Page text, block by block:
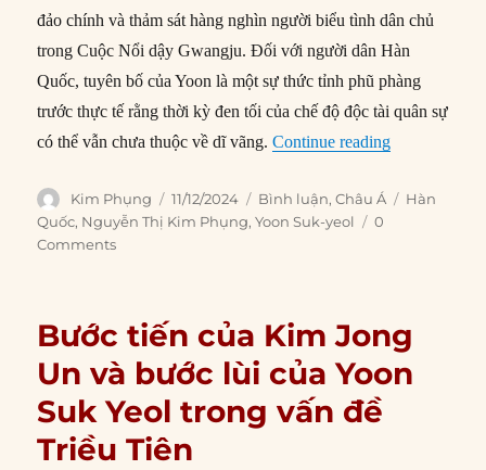
đảo chính và thảm sát hàng nghìn người biểu tình dân chủ
trong Cuộc Nổi dậy Gwangju. Đối với người dân Hàn
Quốc, tuyên bố của Yoon là một sự thức tỉnh phũ phàng
trước thực tế rằng thời kỳ đen tối của chế độ độc tài quân sự
có thể vẫn chưa thuộc về dĩ vãng.Continue reading“Đằng sau
Author
Kim Phụng
Posted
on
11/12/2024 Categories
Bình luận,Châu Á Tags
Hàn
Quốc, Nguyễn Thị Kim Phụng,Yoon Suk-yeol
0
Comments
Bước tiến của Kim Jong
Un và bước lùi của Yoon
Suk Yeol trong vấn đề
Triều Tiên